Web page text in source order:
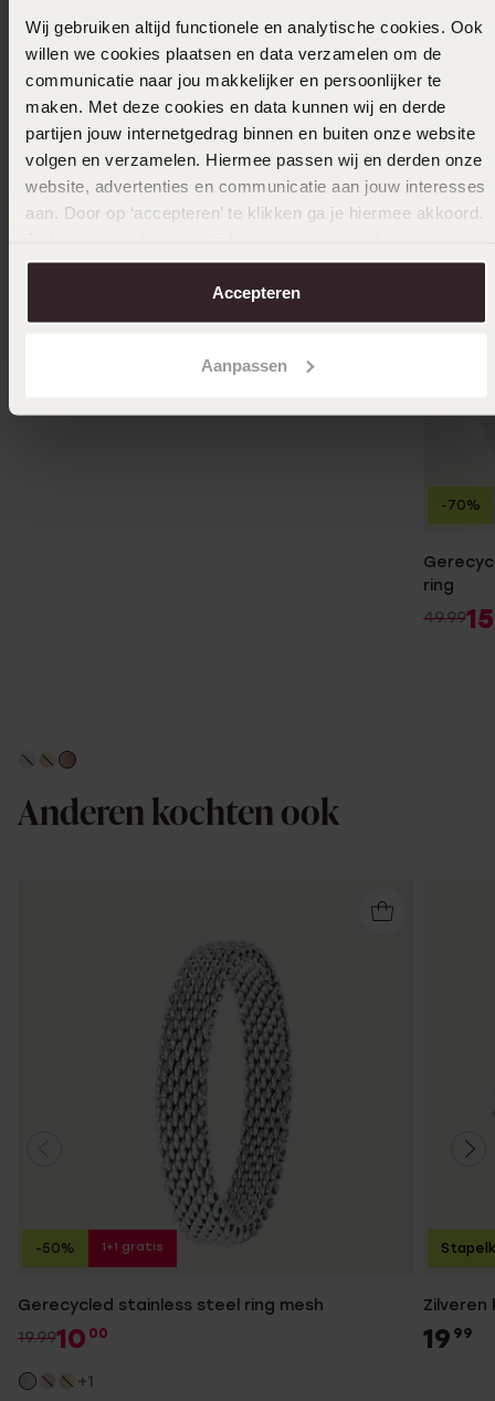
Wij gebruiken altijd functionele en analytische cookies. Ook
willen we cookies plaatsen en data verzamelen om de
communicatie naar jou makkelijker en persoonlijker te
maken. Met deze cookies en data kunnen wij en derde
partijen jouw internetgedrag binnen en buiten onze website
volgen en verzamelen. Hiermee passen wij en derden onze
website, advertenties en communicatie aan jouw interesses
aan. Door op ‘accepteren’ te klikken ga je hiermee akkoord.
over in onscookiebeleid.
Accepteren
Aanpassen
3999
Duurzamer
ring
49.9915
-70%
Anderen kochten ook
Gerecycled stainless steel ring mesh
19.9910 00
+1
-50% 1+1 gratis
19 99